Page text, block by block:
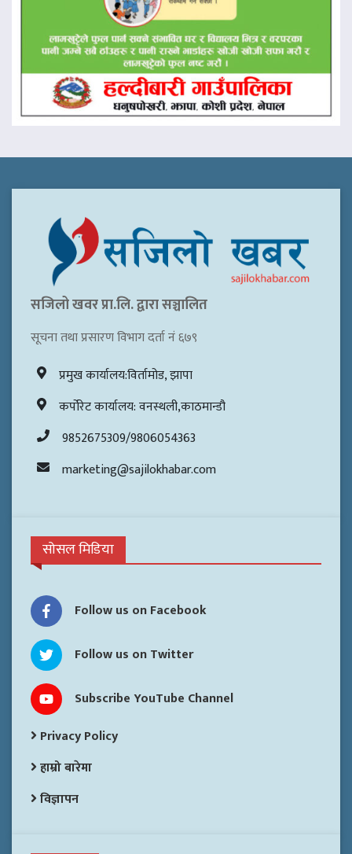
सजिलो खवर प्रा.लि. द्वारा सञ्चालित
सूचना तथा प्रसारण विभाग दर्ता नं ६७९
प्रमुख कार्यालय:विर्तामोड, झापा
कर्पोरेट कार्यालय: वनस्थली,काठमान्डौ
9852675309/9806054363
marketing@sajilokhabar.com
सोसल मिडिया
Follow us on Facebook
Follow us on Twitter
Subscribe YouTube Channel
Privacy Policy
हाम्रो बारेमा
विज्ञापन